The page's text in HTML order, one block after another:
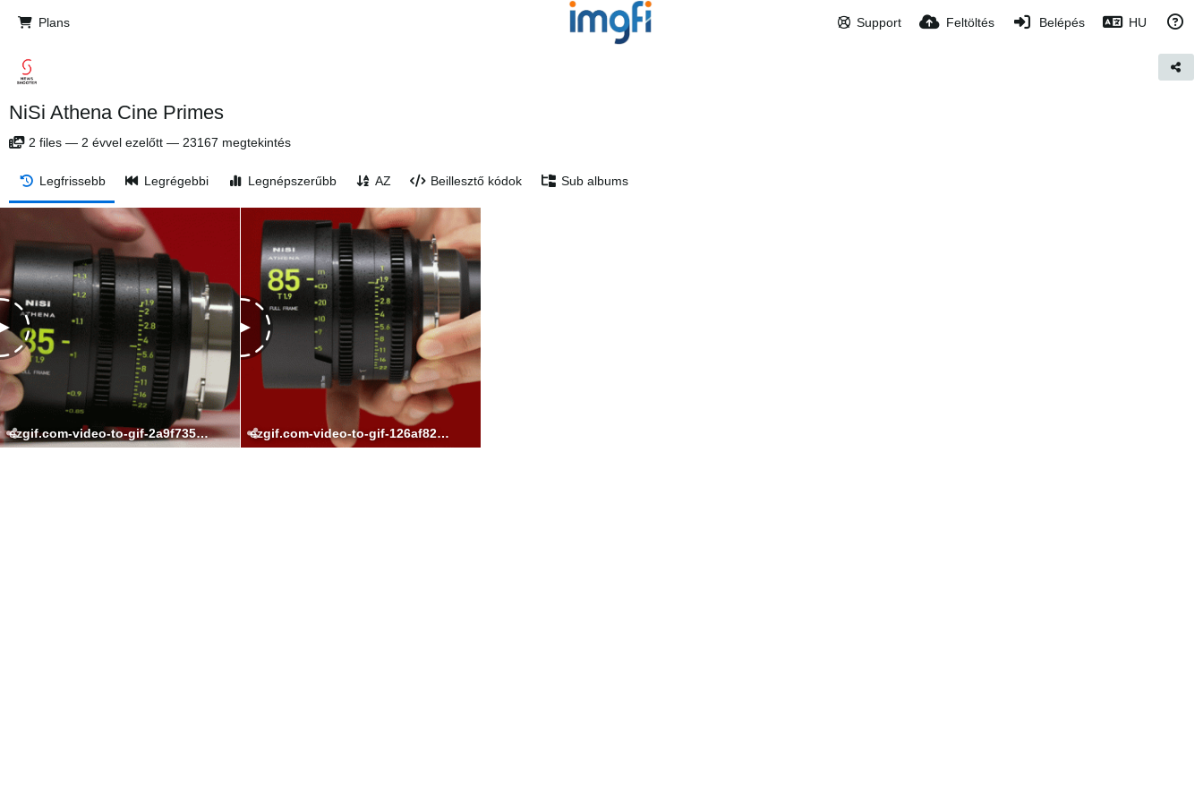
Plans Support Feltöltés Belépés HU
NiSi Athena Cine Primes
2 files — 2 évvel ezelőtt — 23167 megtekintés
Legfrissebb Legrégebbi Legnépszerűbb AZ Beillesztő kódok Sub albums
ezgif.com-video-to-gif-2a9f735c36096c0bc.gif ezgif.com-video-to-gif-126af82d610c1d2cd.gif